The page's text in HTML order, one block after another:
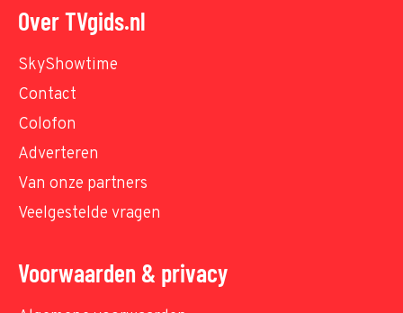
Over TVgids.nl
SkyShowtime
Contact
Colofon
Adverteren
Van onze partners
Veelgestelde vragen
Voorwaarden & privacy